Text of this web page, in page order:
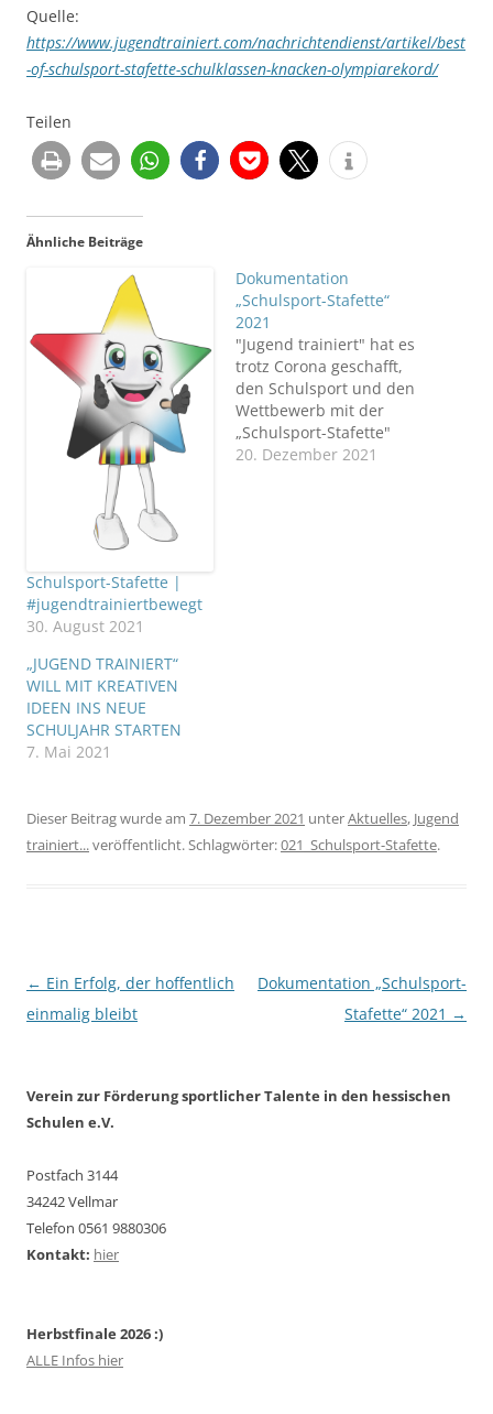
Quelle:
https://www.jugendtrainiert.com/nachrichtendienst/artikel/best
-of-schulsport-stafette-schulklassen-knacken-olympiarekord/
Teilen
Ähnliche Beiträge
Schulsport-Stafette |
#jugendtrainiertbewegt
30. August 2021
Dokumentation
„Schulsport-Stafette“
2021
"Jugend trainiert" hat es
trotz Corona geschafft,
den Schulsport und den
Wettbewerb mit der
„Schulsport-Stafette"
zurück an Deutschlands
20. Dezember 2021
„JUGEND TRAINIERT“
WILL MIT KREATIVEN
IDEEN INS NEUE
SCHULJAHR STARTEN
7. Mai 2021
Dieser Beitrag wurde am 7. Dezember 2021 unterAktuelles, Jugend
trainiert...veröffentlicht. Schlagwörter:021_Schulsport-Stafette.
Beitragsnavigation
← Ein Erfolg, der hoffentlich
einmalig bleibt
Dokumentation „Schulsport-
Stafette“ 2021 →
Verein zur Förderung sportlicher Talente in den hessischen
Schulen e.V.
Postfach 3144
34242 Vellmar
Telefon 0561 9880306
Kontakt: hier
Herbstfinale 2026 :)
ALLE Infos hier